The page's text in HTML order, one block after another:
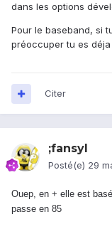
dans les options
Pour le baseband, si
préoccuper tu es déja
Citer
;fansyl
Posté(e) 29
Ouep, en + elle est
passe en 85